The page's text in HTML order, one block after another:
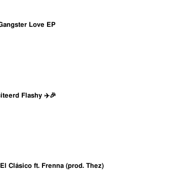
Love EP
Flashy ✈️🎉
Clásico ft. Frenna (prod. Thez)